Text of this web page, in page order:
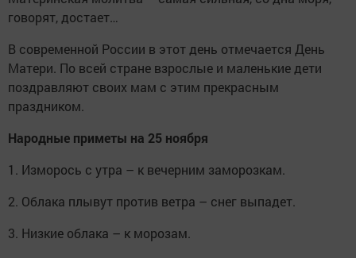
говорят, достает…
В современной России в этот день отмечается День
Матери. По всей стране взрослые и маленькие дети
поздравляют своих мам с этим прекрасным
праздником.
Народные приметы на 25 ноября
1. Изморось с утра – к вечерним заморозкам.
2. Облака плывут против ветра – снег выпадет.
3. Низкие облака – к морозам.